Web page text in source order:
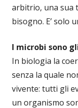
arbitrio, una sua
bisogno. E’ solo
I microbi sono
In biologia la
senza la quale
vivente: tutti gli
un organismo